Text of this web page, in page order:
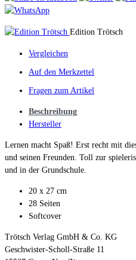
Edition Trötsch
Vergleichen
Auf den Merkzettel
Fragen zum Artikel
Beschreibung
Hersteller
Lernen macht Spaß! Erst recht mit
und seinen Freunden. Toll zur
und in der Grundschule.
20 x 27 cm
28 Seiten
Softcover
Trötsch Verlag GmbH & Co. KG
Geschwister-Scholl-Straße 11